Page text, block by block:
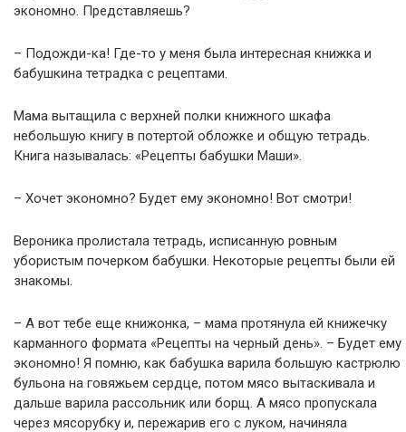
экономно. Представляешь?
– Подожди-ка! Где-то у меня была интересная книжка и
бабушкина тетрадка с рецептами.
Мама вытащила с верхней полки книжного шкафа
небольшую книгу в потертой обложке и общую тетрадь.
Книга называлась: «Рецепты бабушки Маши».
– Хочет экономно? Будет ему экономно! Вот смотри!
Вероника пролистала тетрадь, исписанную ровным
убористым почерком бабушки. Некоторые рецепты были ей
знакомы.
– А вот тебе еще книжонка, – мама протянула ей книжечку
карманного формата «Рецепты на черный день». – Будет ему
экономно! Я помню, как бабушка варила большую кастрюлю
бульона на говяжьем сердце, потом мясо вытаскивала и
дальше варила рассольник или борщ. А мясо пропускала
через мясорубку и, пережарив его с луком, начиняла